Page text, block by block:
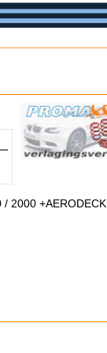
2000 +AERODECK